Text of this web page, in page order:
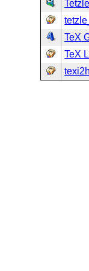
Tetzle
TeX
TeX